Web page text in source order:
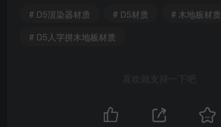
# D5渲染器材质
# D5材质
# 木地板材质
# D5人字拼木地板材质
喜欢就支持一下吧